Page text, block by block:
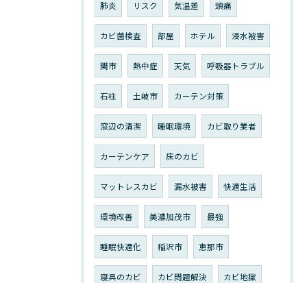
肺炎 リスク 気温差 頭痛
カビ菌検査 部屋 ホテル 浸水被害
関市 熱中症 天気 呼吸器トラブル
石柱 土岐市 カーテン対策
窓辺の清潔 睡眠環境 カビ取り業者
カーテンケア 床のカビ
マットレスカビ 漏水被害 快適生活
環境改善 美濃加茂市 最強
睡眠快適化 稲沢市 恵那市
寝具のカビ カビ問題解決 カビ地獄